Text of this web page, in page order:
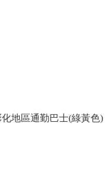
地區通勤巴士(綠黃色)